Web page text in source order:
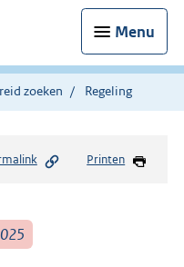
Menu
zoeken Regeling
Printen